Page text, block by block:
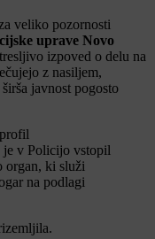
veliko pozornosti
uprave Novo
izpoved o delu na
z nasiljem,
javnost pogosto
je v Policijo vstopil
organ, ki služi
na podlagi